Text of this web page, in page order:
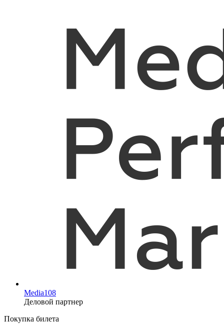
Media108
Деловой партнер
Покупка билета